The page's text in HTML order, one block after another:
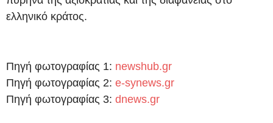
ελληνικό κράτος.
Πηγή φωτογραφίας 1: newshub.gr
Πηγή φωτογραφίας 2: e-synews.gr
Πηγή φωτογραφίας 3: dnews.gr